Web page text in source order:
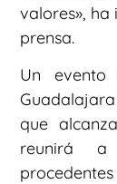
valores»,
prensa.
Un evento
que
reunirá a